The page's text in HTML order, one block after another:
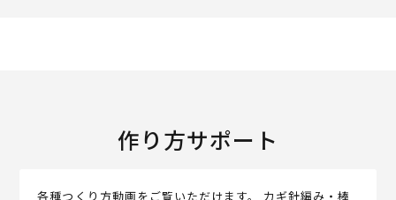
作り方サポート
各種つくり方動画をご覧いただけます。 カギ針編み・棒